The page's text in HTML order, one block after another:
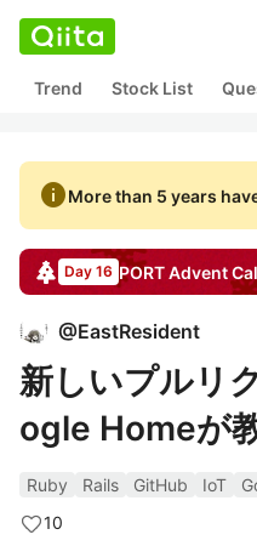
Trend Stock List
infoMore than 5 years
Day 16 PORTAdvent
@EastResident
新しいプルリ
ogle Homeが
Ruby Rails GitHub IoT
10